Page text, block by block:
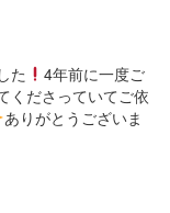
た
4年前に一度ご
くださっていてご依
ありがとうございま